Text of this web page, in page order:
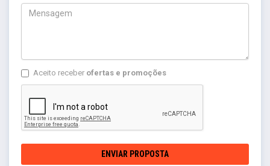
Aceito receber ofertas e promoções
ENVIAR PROPOSTA